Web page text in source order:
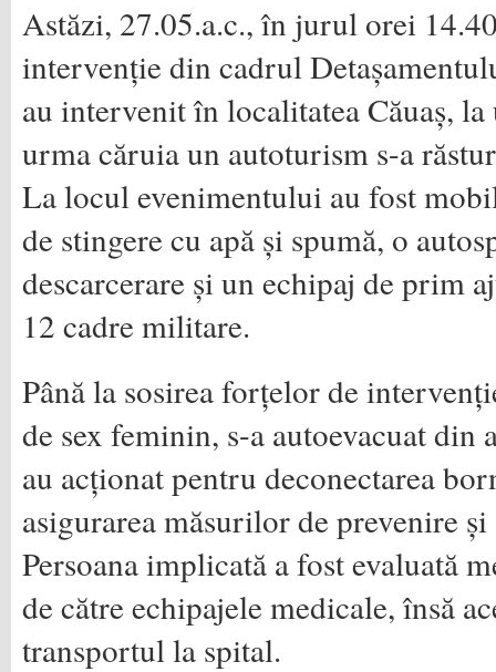
Astăzi, 27.05.a.c., în jurul orei
intervenție din cadrul
au intervenit în localitatea Căuaș,
urma căruia un autoturism s-a
La locul evenimentului au fost
de stingere cu apă și spumă, o
descarcerare și un echipaj de prim
12 cadre militare.
Până la sosirea forțelor de
de sex feminin, s-a autoevacuat
au acționat pentru deconectarea
asigurarea măsurilor de prevenire
Persoana implicată a fost evaluată
de către echipajele medicale, însă
transportul la spital.